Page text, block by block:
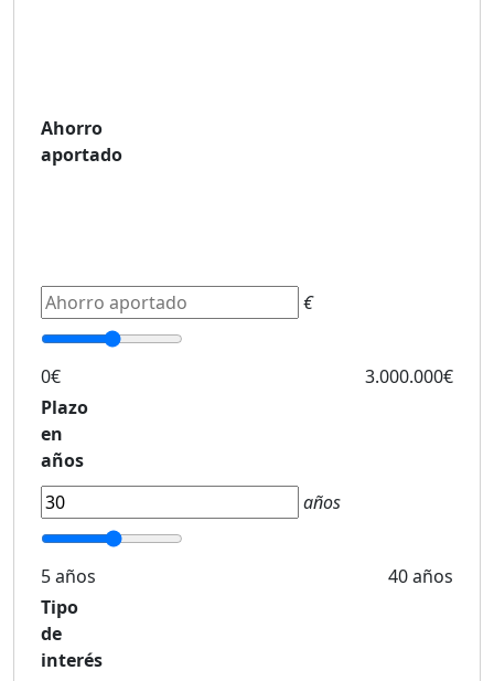
Ahorro
aportado
€
0€
3.000.000€
Plazo
en
años
años
5 años
40 años
Tipo
de
interés